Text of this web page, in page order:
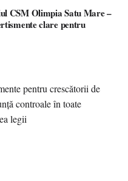
CSM Olimpia Satu Mare –
clare pentru